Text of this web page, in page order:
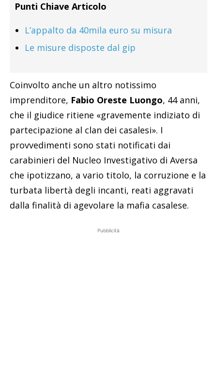
Punti Chiave Articolo
L’appalto da 40mila euro su misura
Le misure disposte dal gip
Coinvolto anche un altro notissimo
imprenditore, Fabio Oreste Luongo, 44 anni,
che il giudice ritiene «gravemente indiziato di
partecipazione al clan dei casalesi». I
provvedimenti sono stati notificati dai
carabinieri del Nucleo Investigativo di Aversa
che ipotizzano, a vario titolo, la corruzione e la
turbata libertà degli incanti, reati aggravati
dalla finalità di agevolare la mafia casalese.
Pubblicità